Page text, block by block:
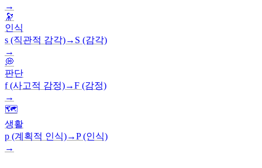
→
🔭
인식
s (직관적 감각)→ S (감각)
→
💭
판단
f (사고적 감정)→F (감정)
→
🗺️
생활
p (계획적 인식)→P (인식)
→